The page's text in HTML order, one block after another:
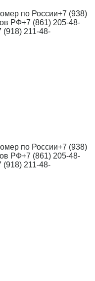
по России+7 (938)
РФ+7 (861) 205-48-
(918) 211-48-
по России+7 (938)
РФ+7 (861) 205-48-
(918) 211-48-